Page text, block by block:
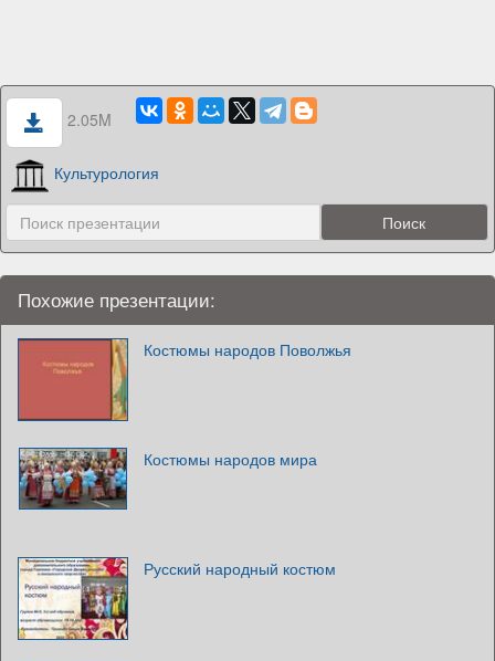
2.05M
Культурология
Похожие презентации:
Костюмы народов Поволжья
Костюмы народов мира
Русский народный костюм